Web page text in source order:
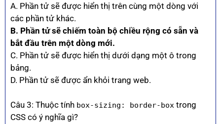
A. Phần tử sẽ được hiển thị trên cùng một dòng với
các phần tử khác.
B. Phần tử sẽ chiếm toàn bộ chiều rộng có sẵn và
bắt đầu trên một dòng mới.
C. Phần tử sẽ được hiển thị dưới dạng một ô trong
bảng.
D. Phần tử sẽ được ẩn khỏi trang web.
Câu 3: Thuộc tính box-sizing: border-box trong
CSS có ý nghĩa gì?